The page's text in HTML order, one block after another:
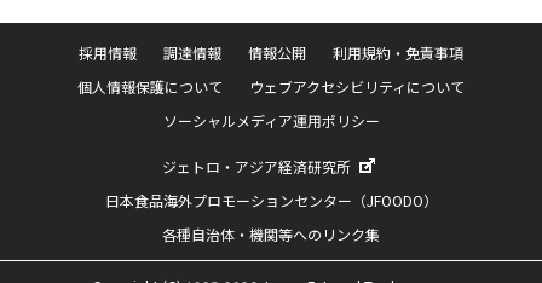
採用情報 調達情報 情報公開
利用規約・免責事項
個人情報保護について
ウェブアクセシビリティについて
ソーシャルメディア運用ポリシー
ジェトロ・アジア経済研究所
日本食品海外プロモーションセンター（JFOODO）
各種自治体・機関等へのリンク集